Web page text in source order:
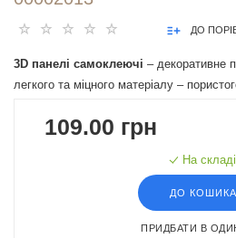
ДО
3D панелі самоклеючі – декоративне
легкого та міцного матеріалу –
широкому різноманітті кольорів та
109.00 грн
На складі
ДО КОШИКА
ПРИДБАТИ В